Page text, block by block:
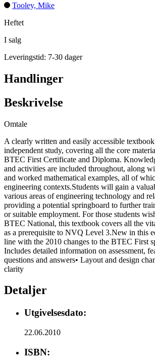
Tooley, Mike
Heftet
I salg
Leveringstid: 7-30 dager
Handlinger
Beskrivelse
Omtale
A clearly written and easily accessible
independent study, covering all the core
BTEC First Certificate and Diploma.
and activities are included throughout, along
and worked mathematical examples, all of
engineering contexts.Students will gain a
various areas of engineering technology and
providing a potential springboard to further
or suitable employment. For those students
BTEC National, this textbook covers all the
as a prerequisite to NVQ Level 3.New in this
line with the 2010 changes to the BTEC First
Includes detailed information on assessment,
questions and answers• Layout and design
clarity
Detaljer
Utgivelsesdato:
22.06.2010
ISBN: